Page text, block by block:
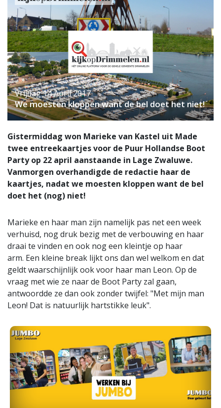
Vrijdag 14 April 2017
We moesten kloppen want de bel doet het niet!
Gistermiddag won Marieke van Kastel uit Made
twee entreekaartjes voor de Puur Hollandse Boot
Party op 22 april aanstaande in Lage Zwaluwe.
Vanmorgen overhandigde de redactie haar de
kaartjes, nadat we moesten kloppen want de bel
doet het (nog) niet!
Marieke en haar man zijn namelijk pas net een week
verhuisd, nog druk bezig met de verbouwing en haar
draai te vinden en ook nog een kleintje op haar
arm. Een kleine break lijkt ons dan wel welkom en dat
geldt waarschijnlijk ook voor haar man Leon. Op de
vraag met wie ze naar de Boot Party zal gaan,
antwoordde ze dan ook zonder twijfel: "Met mijn man
Leon! Dat is natuurlijk hartstikke leuk".